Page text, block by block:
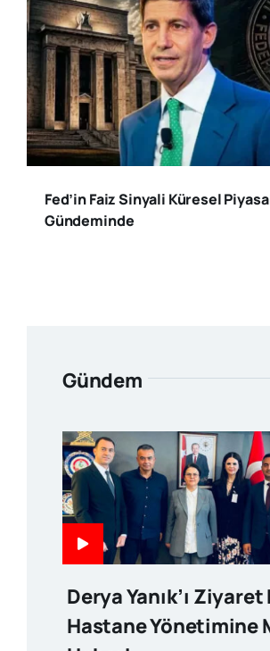
Fed’in Faiz Sinyali Küresel
Gündeminde
Gündem
Derya Yanık’ı Ziyaret
Hastane Yönetimine